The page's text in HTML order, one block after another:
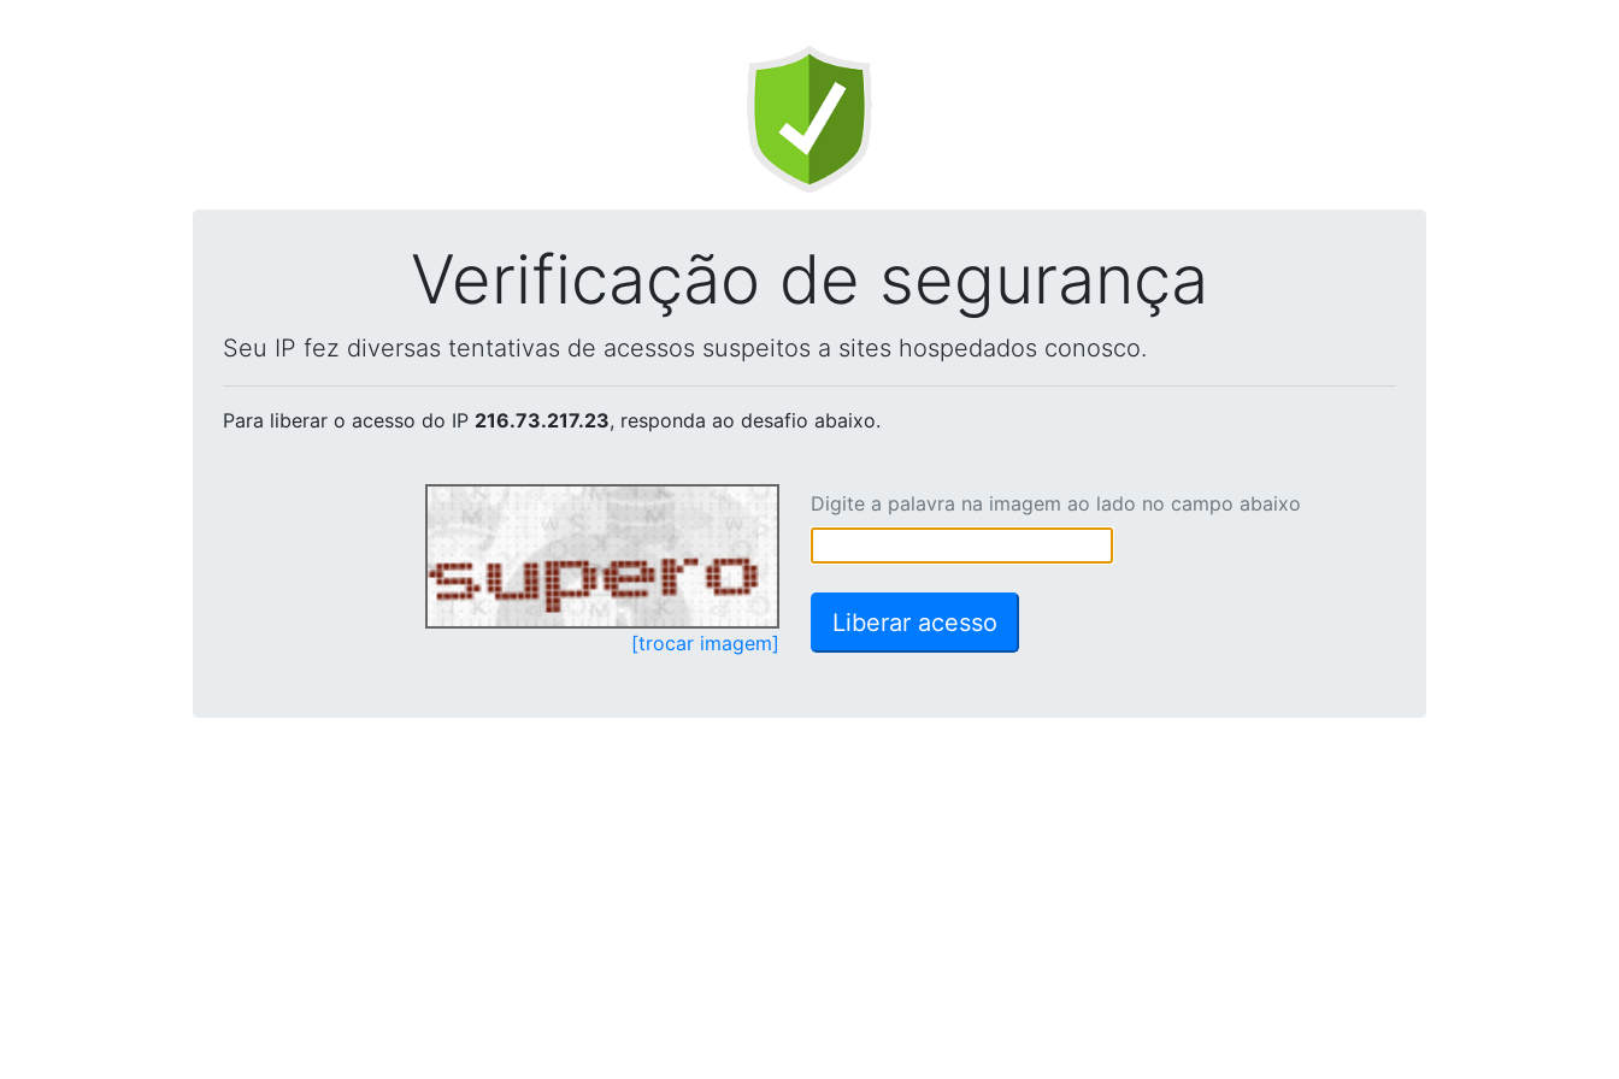
Verificação de segurança
Seu IP fez diversas tentativas de acessos suspeitos a sites hospedados conosco.
Para liberar o acesso do IP 216.73.217.23, responda ao desafio abaixo.
[trocar imagem]
Digite a palavra na imagem ao lado no campo abaixo